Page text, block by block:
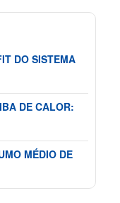
DO SISTEMA
DE CALOR:
MÉDIO DE